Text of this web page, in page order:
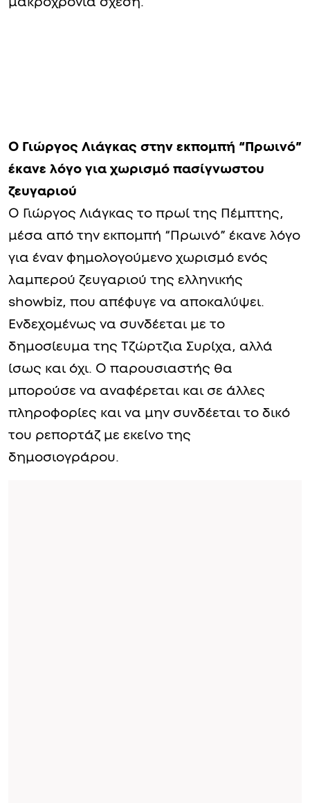
Ο Γιώργος Λιάγκας στην εκπομπή “Πρωινό”
έκανε λόγο για χωρισμό πασίγνωστου
ζευγαριού
Ο Γιώργος Λιάγκας το πρωί της Πέμπτης,
μέσα από την εκπομπή “Πρωινό” έκανε λόγο
για έναν φημολογούμενο χωρισμό ενός
λαμπερού ζευγαριού της ελληνικής
showbiz, που απέφυγε να αποκαλύψει.
Ενδεχομένως να συνδέεται με το
δημοσίευμα της Τζώρτζια Συρίχα, αλλά
ίσως και όχι. Ο παρουσιαστής θα
μπορούσε να αναφέρεται και σε άλλες
πληροφορίες και να μην συνδέεται το δικό
του ρεπορτάζ με εκείνο της
δημοσιογράρου.